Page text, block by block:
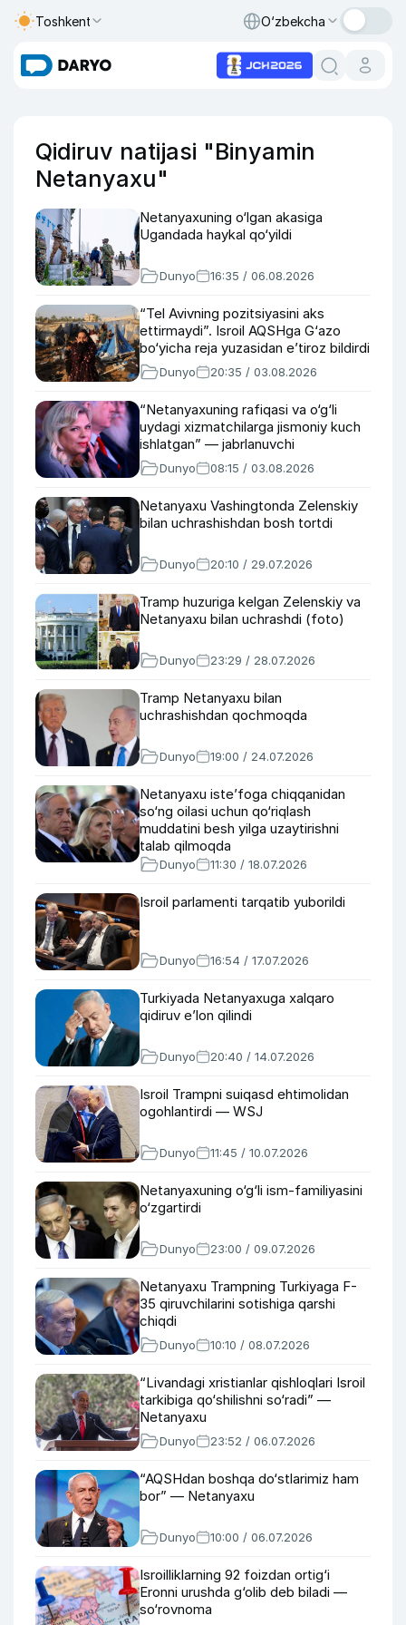
Toshkent O‘zbekcha
Qidiruv natijasi "Binyamin
Netanyaxu"
Netanyaxuning o‘lgan akasiga
Ugandada haykal qo‘yildi
Dunyo 16:35 / 06.08.2026
“Tel Avivning pozitsiyasini aks
ettirmaydi”. Isroil AQSHga G‘azo
bo‘yicha reja yuzasidan e’tiroz bildirdi
Dunyo 20:35 / 03.08.2026
“Netanyaxuning rafiqasi va o‘g‘li
uydagi xizmatchilarga jismoniy kuch
ishlatgan” — jabrlanuvchi
Dunyo 08:15 / 03.08.2026
Netanyaxu Vashingtonda Zelenskiy
bilan uchrashishdan bosh tortdi
Dunyo 20:10 / 29.07.2026
Tramp huzuriga kelgan Zelenskiy va
Netanyaxu bilan uchrashdi (foto)
Dunyo 23:29 / 28.07.2026
Tramp Netanyaxu bilan
uchrashishdan qochmoqda
Dunyo 19:00 / 24.07.2026
Netanyaxu iste’foga chiqqanidan
so‘ng oilasi uchun qo‘riqlash
muddatini besh yilga uzaytirishni
talab qilmoqda
Dunyo 11:30 / 18.07.2026
Isroil parlamenti tarqatib yuborildi
Dunyo 16:54 / 17.07.2026
Turkiyada Netanyaxuga xalqaro
qidiruv e’lon qilindi
Dunyo 20:40 / 14.07.2026
Isroil Trampni suiqasd ehtimolidan
ogohlantirdi — WSJ
Dunyo 11:45 / 10.07.2026
Netanyaxuning o‘g‘li ism-familiyasini
o‘zgartirdi
Dunyo 23:00 / 09.07.2026
Netanyaxu Trampning Turkiyaga F-
35 qiruvchilarini sotishiga qarshi
chiqdi
Dunyo 10:10 / 08.07.2026
“Livandagi xristianlar qishloqlari Isroil
tarkibiga qo‘shilishni so‘radi” —
Netanyaxu
Dunyo 23:52 / 06.07.2026
“AQSHdan boshqa do‘stlarimiz ham
bor” — Netanyaxu
Dunyo 10:00 / 06.07.2026
Isroilliklarning 92 foizdan ortig‘i
Eronni urushda g‘olib deb biladi —
so‘rovnoma